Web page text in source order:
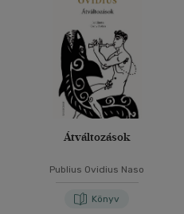
Átváltozások
Publius Ovidius Naso
Könyv